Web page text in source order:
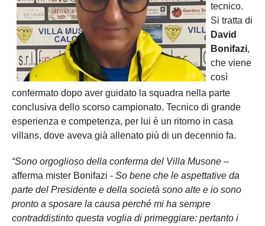
tecnico.
Si tratta di
David
Bonifazi,
che viene
così
confermato dopo aver guidato la squadra nella parte
conclusiva dello scorso campionato. Tecnico di grande
esperienza e competenza, per lui è un ritorno in casa
villans, dove aveva già allenato più di un decennio fa.
“Sono orgoglioso della conferma del Villa Musone –
afferma mister Bonifazi - So bene che le aspettative da
parte del Presidente e della società sono alte e io sono
pronto a sposare la causa perché mi ha sempre
contraddistinto questa voglia di primeggiare: pertanto i